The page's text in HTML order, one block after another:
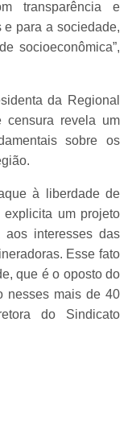
transparência e
e para a sociedade,
socioeconômica”,
da Regional
censura revela um
sobre os
à liberdade de
um projeto
aos interesses das
Esse fato
que é o oposto do
nesses mais de 40
do Sindicato